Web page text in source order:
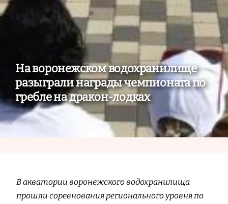
На воронежском водохранилище
разыграли награды чемпионата по
гребле на дракон-лодках
В акватории воронежского водохранилища
прошли соревнования регионального уровня по